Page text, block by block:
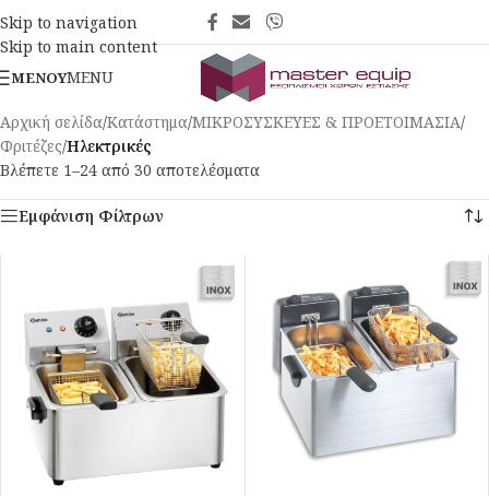
Skip to navigation
Skip to main content
ΜΕΝΟΎMENU
Αρχική σελίδα/Κατάστημα/ΜΙΚΡΟΣΥΣΚΕΥΕΣ & ΠΡΟΕΤΟΙΜΑΣΙΑ/
Φριτέζες/Ηλεκτρικές
Βλέπετε 1–24 από 30 αποτελέσματα
Εμφάνιση Φίλτρων